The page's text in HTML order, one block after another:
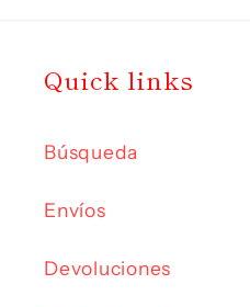
Quick links
Búsqueda
Envíos
Devoluciones